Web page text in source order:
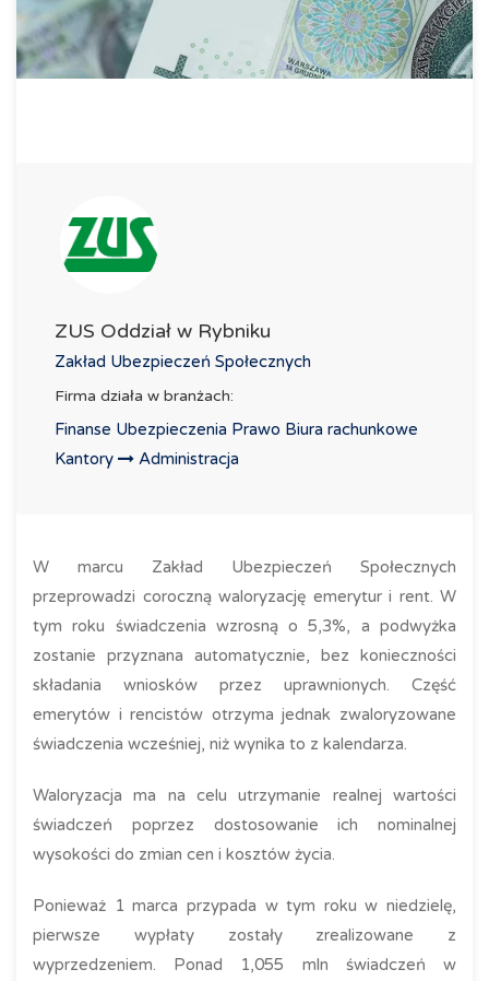
ZUS Oddział w Rybniku
Zakład Ubezpieczeń Społecznych
Firma działa w branżach:
Finanse Ubezpieczenia Prawo Biura rachunkowe
Kantory
Administracja
W marcu Zakład Ubezpieczeń Społecznych
przeprowadzi coroczną waloryzację emerytur i rent. W
tym roku świadczenia wzrosną o 5,3%, a podwyżka
zostanie przyznana automatycznie, bez konieczności
składania wniosków przez uprawnionych. Część
emerytów i rencistów otrzyma jednak zwaloryzowane
świadczenia wcześniej, niż wynika to z kalendarza.
Waloryzacja ma na celu utrzymanie realnej wartości
świadczeń poprzez dostosowanie ich nominalnej
wysokości do zmian cen i kosztów życia.
Ponieważ 1 marca przypada w tym roku w niedzielę,
pierwsze wypłaty zostały zrealizowane z
wyprzedzeniem. Ponad 1,055 mln świadczeń w